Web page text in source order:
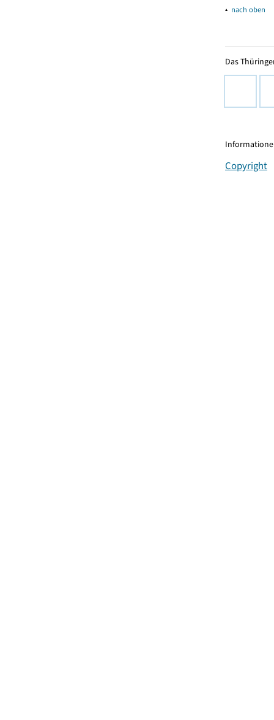
▴ nach oben
Das
Copyright